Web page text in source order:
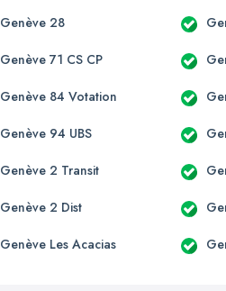
Genève 28
Genève 71 CS CP
Genève 84 Votation
Genève 94 UBS
Genève 2 Transit
Genève 2 Dist
Genève Les Acacias